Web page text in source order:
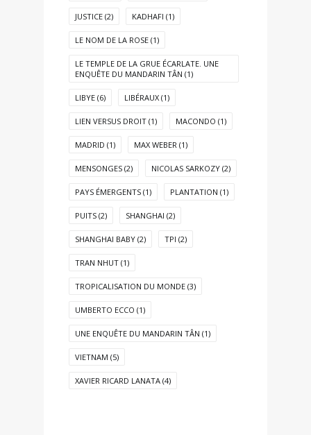
JUSTICE (2) KADHAFI (1)
LE NOM DE LA ROSE (1)
LE TEMPLE DE LA GRUE ÉCARLATE. UNE
ENQUÊTE DU MANDARIN TÂN (1)
LIBYE (6) LIBÉRAUX (1)
LIEN VERSUS DROIT (1) MACONDO (1)
MADRID (1) MAX WEBER (1)
MENSONGES (2) NICOLAS SARKOZY (2)
PAYS ÉMERGENTS (1) PLANTATION (1)
PUITS (2) SHANGHAI (2)
SHANGHAI BABY (2) TPI (2)
TRAN NHUT (1)
TROPICALISATION DU MONDE (3)
UMBERTO ECCO (1)
UNE ENQUÊTE DU MANDARIN TÂN (1)
VIETNAM (5)
XAVIER RICARD LANATA (4)